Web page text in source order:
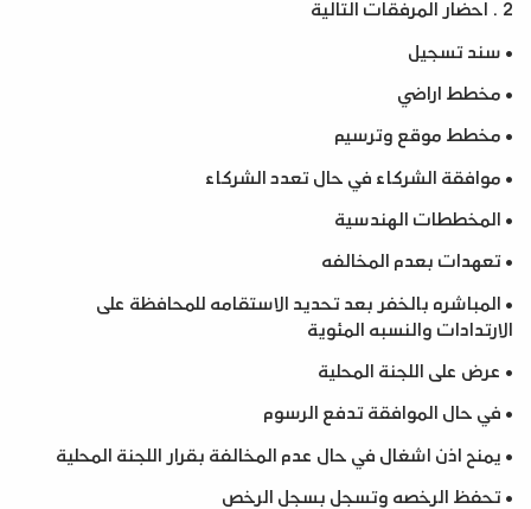
2 . احضار المرفقات التالية
• سند تسجيل
• مخطط اراضي
• مخطط موقع وترسيم
• موافقة الشركاء في حال تعدد الشركاء
• المخططات الهندسية
• تعهدات بعدم المخالفه
•
المباشره بالخفر بعد تحديد الاستقامه للمحافظة على
الارتدادات والنسبه المئوية
• عرض على اللجنة المحلية
• في حال الموافقة تدفع الرسوم
• يمنح اذن اشغال في حال عدم المخالفة بقرار اللجنة المحلية
• تحفظ الرخصه وتسجل بسجل الرخص